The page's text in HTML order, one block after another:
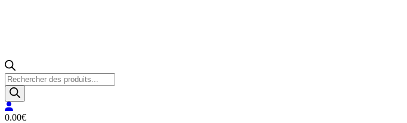
Recherche
de
produits
0.00€